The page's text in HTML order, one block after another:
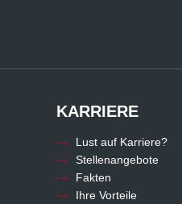
KARRIERE
Lust auf Karriere?
Stellenangebote
Fakten
Ihre Vorteile